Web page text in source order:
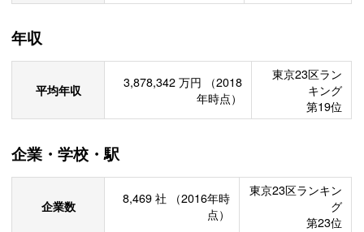
年収
平均年収 3,878,342 万円
（2018
年時点）
東京23区ラン
キング
第19位
企業・学校・駅
企業数 8,469 社
（2016年時
点）
東京23区ランキン
グ
第23位